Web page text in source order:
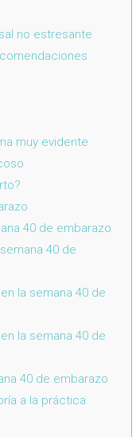
no estresante
muy evidente
40 de embarazo
40 de
la semana 40 de
la semana 40 de
40 de embarazo
a la práctica